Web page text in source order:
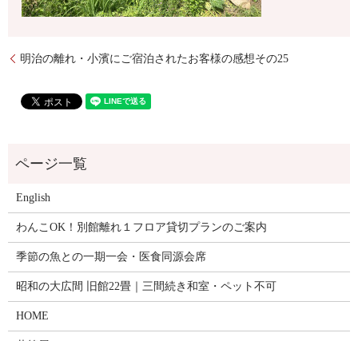
明治の離れ・小濱にご宿泊されたお客様の感想その25
English
わんこOK！別館離れ１フロア貸切プランのご案内
季節の魚との一期一会・医食同源会席
昭和の大広間 旧館22畳｜三間続き和室・ペット不可
HOME